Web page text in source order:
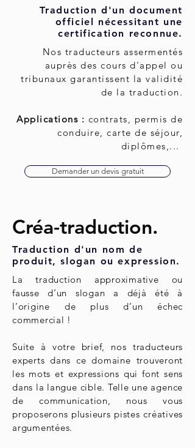
Traduction d'un document
officiel nécessitant une
certification reconnue.
Nos traducteurs assermentés
auprès des cours d'appel ou
tribunaux garantissent la validité
de la traduction.
Applications : contrats, permis de
conduire, carte de séjour,
diplômes,...
Demander un devis gratuit
Créa-traduction.
Traduction d'un nom de
produit, slogan ou expression.
La traduction approximative ou
fausse d’un slogan a déjà été à
l’origine de plus d’un échec
commercial !
Suite à votre brief, nos traducteurs
experts dans ce domaine trouveront
les mots et expressions qui font sens
dans la langue cible. Telle une agence
de communication, nous vous
proposerons plusieurs pistes créatives
argumentées.